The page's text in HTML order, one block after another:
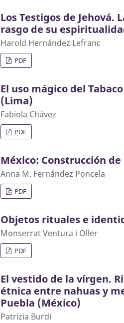
Los Testigos de Jehová.
rasgo de su
Harold Hernández Lefranc
PDF
El uso mágico del
(Lima)
Fabiola Chávez
PDF
México: Construcción
Anna M. Fernández Poncela
PDF
Objetos rituales e
Monserrat Ventura i Oller
PDF
El vestido de la vírgen.
étnica entre nahuas y
Puebla (México)
Patrizia Burdi